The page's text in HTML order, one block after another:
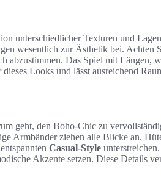
unterschiedlicher Texturen und
wesentlich zur Ästhetik bei. Achten
abzustimmen. Das Spiel mit Längen,
Looks und lässt ausreichend
geht, den Boho-Chic zu
Armbänder ziehen alle Blicke an.
Casual-Style
Akzente setzen. Diese Details